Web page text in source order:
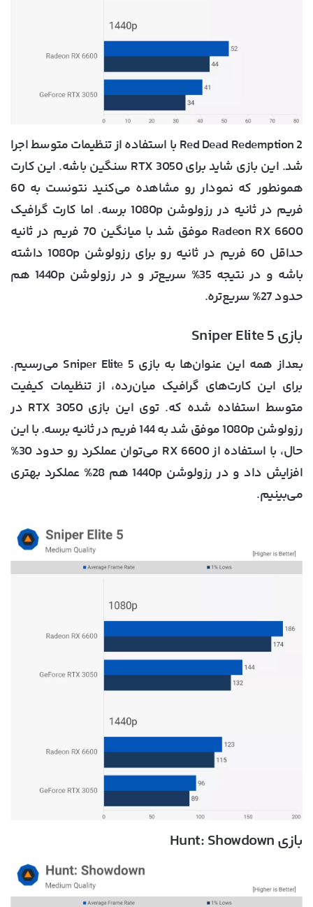
Red Dead Redemption 2 با استفاده از تنظیمات متوسط اجرا
شد. این بازی شاید برای RTX 3050 سنگین باشه. این کارت
همونطور که نمودار رو مشاهده می‌کنید نتونست به 60
فریم در ثانیه در رزولوشن 1080p برسه. اما کارت گرافیک
Radeon RX 6600 موفق شد با میانگین 70 فریم در ثانیه
حداقل 60 فریم در ثانیه رو برای رزولوشن 1080p داشته
باشه و در نتیجه 35% سریع‌تر و در رزولوشن 1440p هم
حدود 27% سریع‌تره.
بازی Sniper Elite 5
بعداز همه این عنوان‌ها به بازی Sniper Elite 5 می‌رسیم.
برای این کارت‌های گرافیک میان‌رده، از تنظیمات کیفیت
متوسط استفاده شده که. توی این بازی RTX 3050 در
رزولوشن 1080p موفق شد به 144 فریم در ثانیه برسه. با این
حال، با استفاده از RX 6600 می‌توان عملکرد رو حدود 30%
افزایش داد و در رزولوشن 1440p هم 28% عملکرد بهتری
می‌بینیم.
بازی Hunt: Showdown